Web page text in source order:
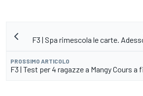
F3 | Spa rimescola le carte.
PROSSIMO ARTICOLO
F3 | Test per 4 ragazze a Mangy Cours